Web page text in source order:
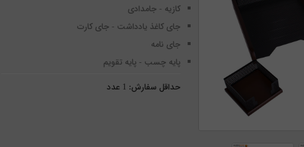
کازیه - جامدادی
جای کاغذ یادداشت - جای کارت
جای نامه
پایه چسب - پایه تقویم
حداقل سفارش: 1 عدد